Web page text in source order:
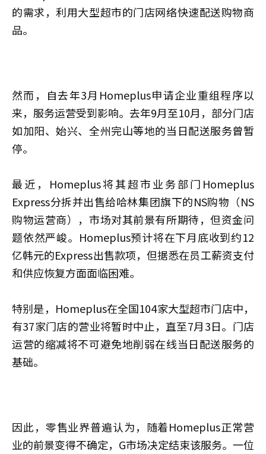
的需求，利用大型超市的门店网络快速配送购物商
品。
然而，自去年3月Homeplus申请企业重组程序以
来，服务运营受到影响。去年9月至10月，部分门店
如加阳、始兴、全州完山等地的当日配送服务曾暂
停。
最近，Homeplus将其超市业务部门Homeplus
Express分拆并出售给哈林集团旗下的NS购物（NS
购物运营商），市场对其前景有所期待，但资金问
题依然严峻。Homeplus预计将在下月底收到约12
亿韩元的Express出售款项，但据悉在员工薪资支付
和供应恢复方面面临困难。
特别是，Homeplus在全国104家大型超市门店中，
有37家门店的营业将暂时中止，直至7月3日。门店
运营的缩减将不可避免地削弱在线当日配送服务的
基础。
因此，零售业界普遍认为，随着Homeplus正常营
业的前景变得不确定，G市场决定结束该服务。一位